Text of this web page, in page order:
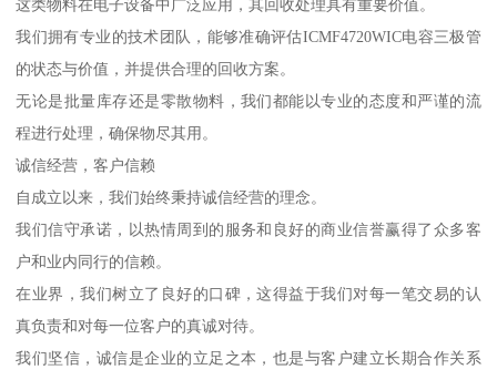
这类物料在电子设备中广泛应用，其回收处理具有重要价值。
我们拥有专业的技术团队，能够准确评估ICMF4720WIC电容三极管
的状态与价值，并提供合理的回收方案。
无论是批量库存还是零散物料，我们都能以专业的态度和严谨的流
程进行处理，确保物尽其用。
诚信经营，客户信赖
自成立以来，我们始终秉持诚信经营的理念。
我们信守承诺，以热情周到的服务和良好的商业信誉赢得了众多客
户和业内同行的信赖。
在业界，我们树立了良好的口碑，这得益于我们对每一笔交易的认
真负责和对每一位客户的真诚对待。
我们坚信，诚信是企业的立足之本，也是与客户建立长期合作关系